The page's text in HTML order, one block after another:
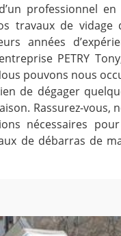
professionnel
travaux de vidage
années
PETRY
pouvons nous
de dégager
Rassurez-vous,
nécessaires
de débarras de